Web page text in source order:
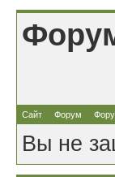
Сайт Форум
Вы не